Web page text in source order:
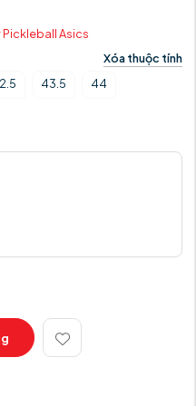
Pickleball Asics
Xóa thuộc tính
43.5 44